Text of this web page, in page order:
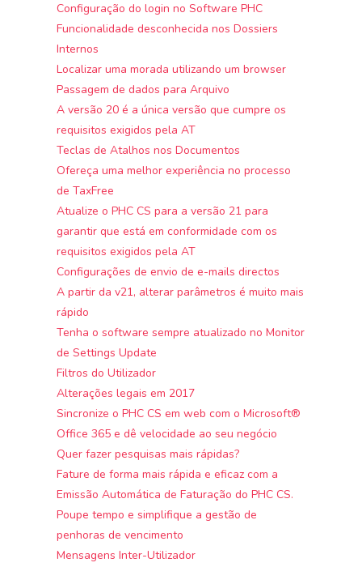
Configuração do login no Software PHC
Funcionalidade desconhecida nos Dossiers
Internos
Localizar uma morada utilizando um browser
Passagem de dados para Arquivo
A versão 20 é a única versão que cumpre os
requisitos exigidos pela AT
Teclas de Atalhos nos Documentos
Ofereça uma melhor experiência no processo
de TaxFree
Atualize o PHC CS para a versão 21 para
garantir que está em conformidade com os
requisitos exigidos pela AT
Configurações de envio de e-mails directos
A partir da v21, alterar parâmetros é muito mais
rápido
Tenha o software sempre atualizado no Monitor
de Settings Update
Filtros do Utilizador
Alterações legais em 2017
Sincronize o PHC CS em web com o Microsoft®
Office 365 e dê velocidade ao seu negócio
Quer fazer pesquisas mais rápidas?
Fature de forma mais rápida e eficaz com a
Emissão Automática de Faturação do PHC CS.
Poupe tempo e simplifique a gestão de
penhoras de vencimento
Mensagens Inter-Utilizador